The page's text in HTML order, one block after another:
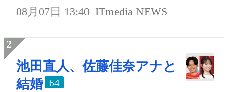
08月07日 13:40 ITmedia NEWS
池田直人、佐藤佳奈アナと
結婚
64